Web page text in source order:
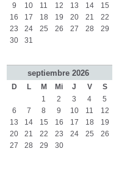
9
10 11 12 13 14
15
16
17 18 19 20 21
22
23
24 25 26 27 28
29
30
31
septiembre 2026
D L M Mi J V
S
1
2 3 4
5
6
7 8 9 10 11
12
13
14 15 16 17 18
19
20
21 22 23 24 25
26
27
28 29 30